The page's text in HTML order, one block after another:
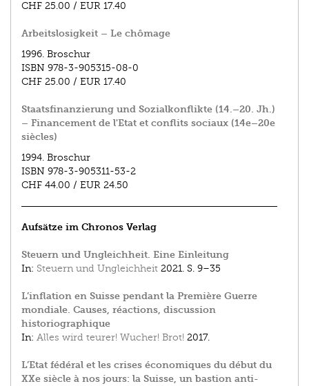
CHF 25.00 / EUR 17.40
Arbeitslosigkeit – Le chômage
1996. Broschur
ISBN 978-3-905315-08-0
CHF 25.00 / EUR 17.40
Staatsfinanzierung und Sozialkonflikte (14.–20. Jh.)
– Financement de l'Etat et conflits sociaux (14e–20e
siècles)
1994. Broschur
ISBN 978-3-905311-53-2
CHF 44.00 / EUR 24.50
Aufsätze im Chronos Verlag
Steuern und Ungleichheit. Eine Einleitung
In: Steuern und Ungleichheit 2021. S. 9–35
L’inflation en Suisse pendant la Première Guerre
mondiale. Causes, réactions, discussion
historiographique
In: Alles wird teurer! Wucher! Brot! 2017.
L’Etat fédéral et les crises économiques du début du
XXe siècle à nos jours: la Suisse, un bastion anti-